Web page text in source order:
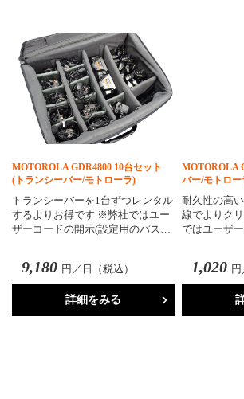
MOTOROLA GDR4800 10台セット
(トランシーバー/モトローラ)
トランシーバーを1台ずつレンタル
するよりお得です ※弊社ではユー
ザーコードの開示(設定用のパス…
9,180 円／日（税込）
詳細をみる
MOTOROLA
バー/モトロー
耐久性の高
線でよりク
ではユーザ
1,020 円